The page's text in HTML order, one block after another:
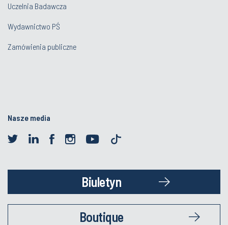
Uczelnia Badawcza
Wydawnictwo PŚ
Zamówienia publiczne
Nasze media
Biuletyn
Boutique